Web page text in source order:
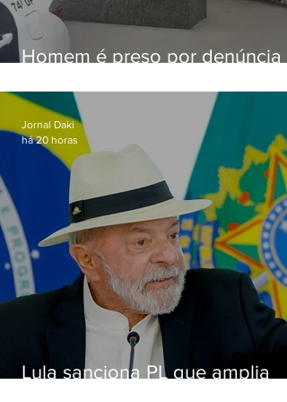
Homem é preso por denúncia
Alcântara
Lula sanciona PL que amplia
Jornal Daki
há 20 horas